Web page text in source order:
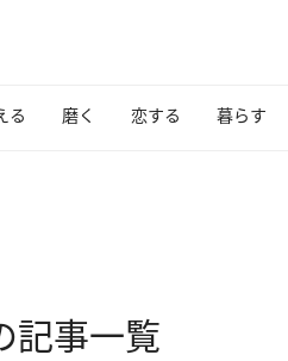
る 磨く 恋する 暮らす
記事一覧